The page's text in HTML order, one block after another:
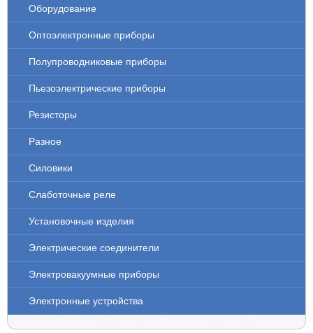
Оборудование
Оптоэлектронные приборы
Полупроводниковые приборы
Пьезоэлектрические приборы
Резисторы
Разное
Силовики
Слаботочные реле
Установочные изделия
Электрические соединители
Электровакуумные приборы
Электронные устройства